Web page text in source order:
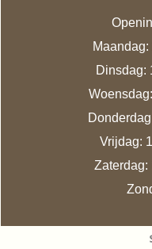
Dinsdag:
Vrijdag: